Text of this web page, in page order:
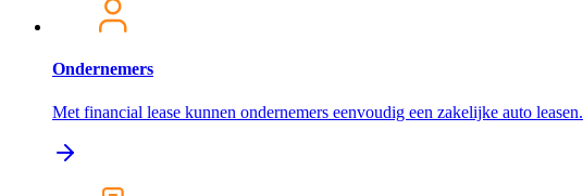
Ondernemers
Met financial lease kunnen ondernemers eenvoudig een zakelijke auto leasen.